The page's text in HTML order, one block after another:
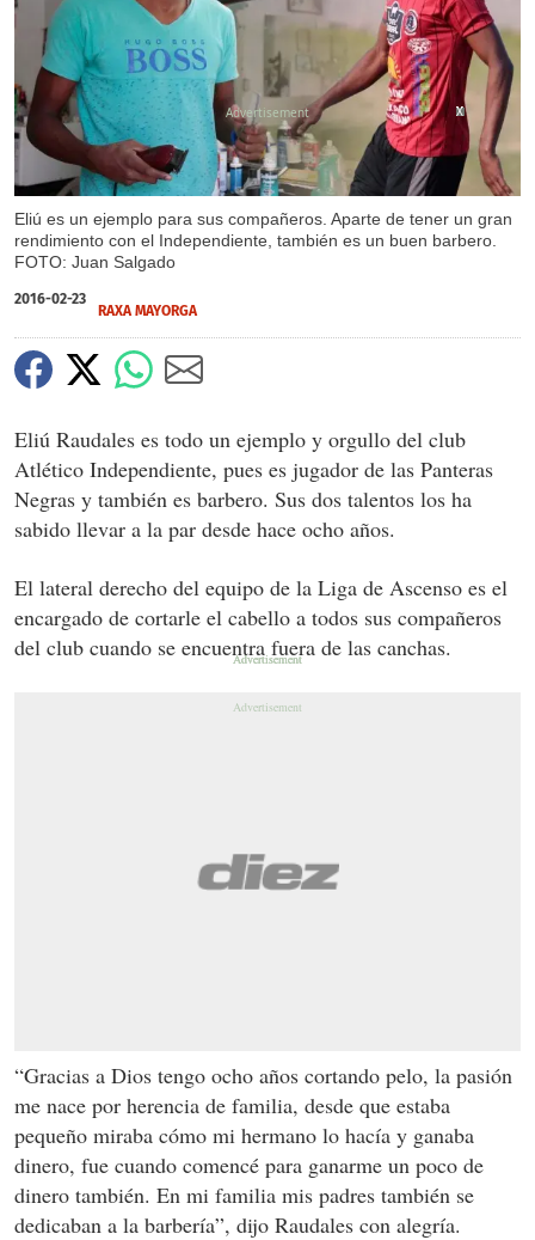
Eliú es un ejemplo para sus compañeros. Aparte de tener un gran
rendimiento con el Independiente, también es un buen barbero.
FOTO: Juan Salgado
X
X
X
X
2016-02-23
RAXA MAYORGA
Eliú Raudales es todo un ejemplo y orgullo del club
Atlético Independiente, pues es jugador de las Panteras
Negras y también es barbero. Sus dos talentos los ha
sabido llevar a la par desde hace ocho años.
El lateral derecho del equipo de la Liga de Ascenso es el
encargado de cortarle el cabello a todos sus compañeros
del club cuando se encuentra fuera de las canchas.
“Gracias a Dios tengo ocho años cortando pelo, la pasión
me nace por herencia de familia, desde que estaba
pequeño miraba cómo mi hermano lo hacía y ganaba
dinero, fue cuando comencé para ganarme un poco de
dinero también. En mi familia mis padres también se
dedicaban a la barbería”, dijo Raudales con alegría.